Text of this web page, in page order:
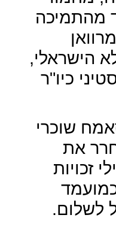
מהתמיכה
הישראלי,
כיו"ר
שוכרי
את
זכויות
לשלום.